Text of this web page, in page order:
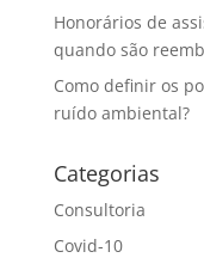
Honorários de
quando são
Como definir os
ruído ambiental?
Categorias
Consultoria
Covid-10